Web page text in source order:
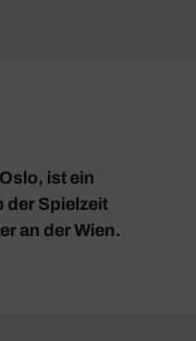
ist ein
der Spielzeit
an der Wien.